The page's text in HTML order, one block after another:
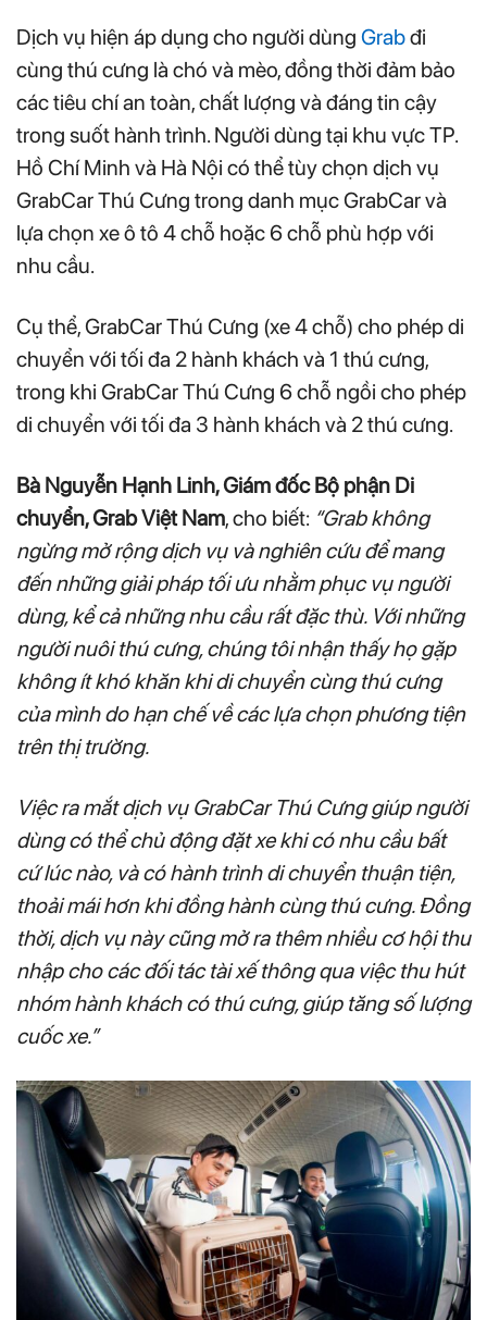
Dịch vụ hiện áp dụng cho người dùng Grabđi
cùng thú cưng là chó và mèo, đồng thời đảm bảo
các tiêu chí an toàn, chất lượng và đáng tin cậy
trong suốt hành trình. Người dùng tại khu vực TP.
Hồ Chí Minh và Hà Nội có thể tùy chọn dịch vụ
GrabCar Thú Cưng trong danh mục GrabCar và
lựa chọn xe ô tô 4 chỗ hoặc 6 chỗ phù hợp với
nhu cầu.
Cụ thể, GrabCar Thú Cưng (xe 4 chỗ) cho phép di
chuyển với tối đa 2 hành khách và 1 thú cưng,
trong khi GrabCar Thú Cưng 6 chỗ ngồi cho phép
di chuyển với tối đa 3 hành khách và 2 thú cưng.
Bà Nguyễn Hạnh Linh, Giám đốc Bộ phận Di
chuyển, Grab Việt Nam, cho biết: “Grab không
ngừng mở rộng dịch vụ và nghiên cứu để mang
đến những giải pháp tối ưu nhằm phục vụ người
dùng, kể cả những nhu cầu rất đặc thù. Với những
người nuôi thú cưng, chúng tôi nhận thấy họ gặp
không ít khó khăn khi di chuyển cùng thú cưng
của mình do hạn chế về các lựa chọn phương tiện
trên thị trường.
Việc ra mắt dịch vụ GrabCar Thú Cưng giúp người
dùng có thể chủ động đặt xe khi có nhu cầu bất
cứ lúc nào, và có hành trình di chuyển thuận tiện,
thoải mái hơn khi đồng hành cùng thú cưng. Đồng
thời, dịch vụ này cũng mở ra thêm nhiều cơ hội thu
nhập cho các đối tác tài xế thông qua việc thu hút
nhóm hành khách có thú cưng, giúp tăng số lượng
cuốc xe.”